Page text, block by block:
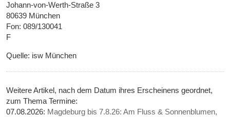
Johann-von-Werth-Straße 3
80639 München
Fon: 089/130041
F
Quelle: isw München
Weitere Artikel, nach dem Datum ihres Erscheinens geordnet,
zum Thema Termine:
07.08.2026: Magdeburg bis 7.8.26: Am Fluss & Sonnenblumen,